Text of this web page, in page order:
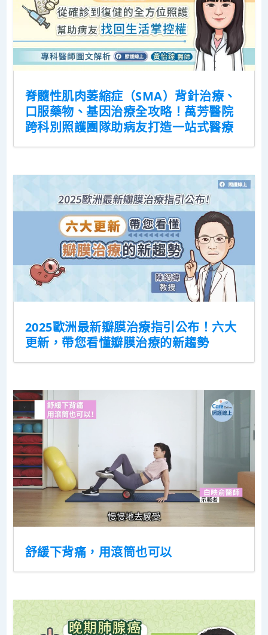
脊髓性肌肉萎縮症（SMA）背針治療、
口服藥物、基因治療全攻略！萬芳醫院
跨科別照護團隊助病友打造一站式醫療
2025歐洲最新瓣膜治療指引公布！六大
更新，帶您看懂瓣膜治療的新趨勢
舒緩下背痛，用滾筒也可以